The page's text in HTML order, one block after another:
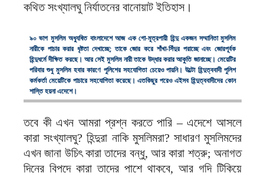
কথিত সংখ্যালঘু নির্যাতনের বানোয়াট ইতিহাস।
৯০ ভাগ মুসলিম অধ্যুষিত বাংলাদেশে আজ এক গো-মূত্রপায়ী হিন্দু একজন সম্মানিতা মুসলিম
নারীকে পাচার করার ধৃষ্টতা দেখাচ্ছে; তাকে জোর করে শাঁখা-সিঁদুর পরাচ্ছে এবং জোরপূর্বক
হিন্দুধর্মে দীক্ষিত করছে। আর সেই মুসলিম নারী তাকে উদ্ধার করার আকুতি জানাচ্ছে। মেয়েটির
পরিবার শুধু মুসলিম হবার কারণে পুলিশের সহযোগিতা চেয়েও পায়নি। উল্টো হিন্দুত্ববাদী পুলিশ
কর্মকর্তা মেয়েটিকে পাচারে সহযোগিতা করেছে। এতকিছুর পরেও এইসব হিন্দুত্ববাদীদের কোন
শাস্তি হয়না এদেশে।
তবে কী এখন আমরা প্রশ্ন করতে পারি – এদেশে আসলে
কারা সংখ্যালঘু? হিন্দুরা নাকি মুসলিমরা? সাধারণ মুসলিমদের
এখন জানা উচিৎ কারা তাদের বন্ধু, আর কারা শত্রু; অনাগত
দিনের বিপদে কারা তাদের পাশে থাকবে, আর গদি টিকিয়ে